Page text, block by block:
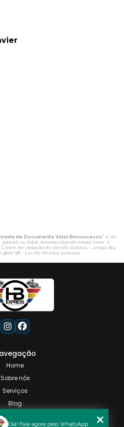
de Documento Valor Bonsucesso" é de
ou total, mesmo citando nossos links, é
de violação de direito autoral – artigo 184
9610/98 - Lei de direitos autorais.
Home
Sobre nós
Serviços
Blog
Olá! Fale agora pelo WhatsApp